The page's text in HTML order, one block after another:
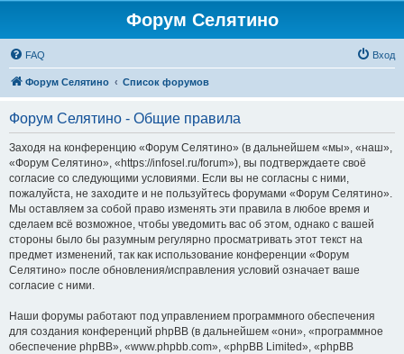
Форум Селятино
FAQ Вход
Форум Селятино Список форумов
Форум Селятино - Общие правила
Заходя на конференцию «Форум Селятино» (в дальнейшем «мы», «наш»,
«Форум Селятино», «https://infosel.ru/forum»), вы подтверждаете своё
согласие со следующими условиями. Если вы не согласны с ними,
пожалуйста, не заходите и не пользуйтесь форумами «Форум Селятино».
Мы оставляем за собой право изменять эти правила в любое время и
сделаем всё возможное, чтобы уведомить вас об этом, однако с вашей
стороны было бы разумным регулярно просматривать этот текст на
предмет изменений, так как использование конференции «Форум
Селятино» после обновления/исправления условий означает ваше
согласие с ними.
Наши форумы работают под управлением программного обеспечения
для создания конференций phpBB (в дальнейшем «они», «программное
обеспечение phpBB», «www.phpbb.com», «phpBB Limited», «phpBB